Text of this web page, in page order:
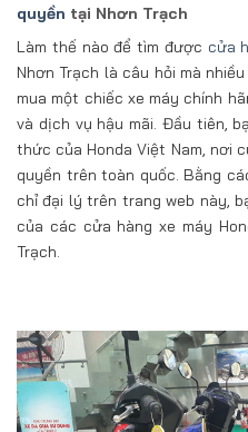
quyền tại Nhơn Trạch
Làm thế nào để tìm được cửa
Nhơn Trạch là câu hỏi mà
mua một chiếc xe máy chính
và dịch vụ hậu mãi. Đầu tiên,
thức của Honda Việt Nam, nơi
quyền trên toàn quốc. Bằng
chỉ đại lý trên trang web này,
của các cửa hàng xe máy
Trạch.